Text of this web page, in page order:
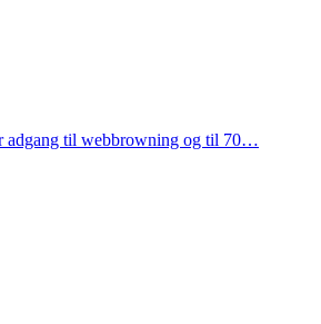
adgang til webbrowning og til 70…